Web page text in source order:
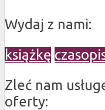
Wydaj z nami:
książkę
Zleć nam
oferty: